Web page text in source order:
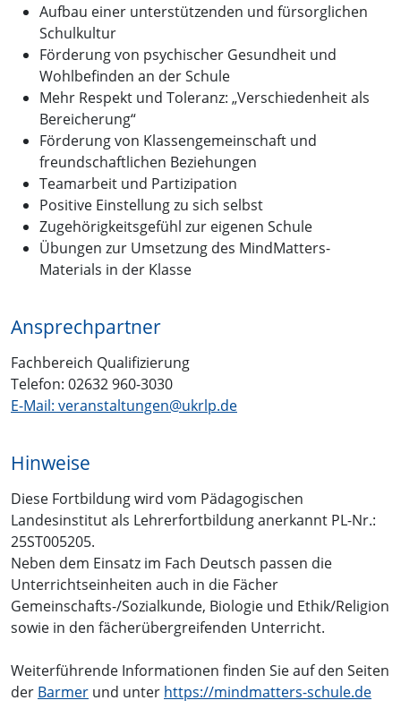
Aufbau einer unterstützenden und fürsorglichen
Schulkultur
Förderung von psychischer Gesundheit und
Wohlbefinden an der Schule
Mehr Respekt und Toleranz: „Verschiedenheit als
Bereicherung“
Förderung von Klassengemeinschaft und
freundschaftlichen Beziehungen
Teamarbeit und Partizipation
Positive Einstellung zu sich selbst
Zugehörigkeitsgefühl zur eigenen Schule
Übungen zur Umsetzung des MindMatters-
Materials in der Klasse
Ansprechpartner
Fachbereich Qualifizierung
Telefon: 02632 960-3030
E-Mail: veranstaltungen@ukrlp.de
Hinweise
Diese Fortbildung wird vom Pädagogischen
Landesinstitut als Lehrerfortbildung anerkannt PL-Nr.:
25ST005205.
Neben dem Einsatz im Fach Deutsch passen die
Unterrichtseinheiten auch in die Fächer
Gemeinschafts-/Sozialkunde, Biologie und Ethik/Religion
sowie in den fächerübergreifenden Unterricht.
Weiterführende Informationen finden Sie auf den Seiten
der Barmer und unter https://mindmatters-schule.de